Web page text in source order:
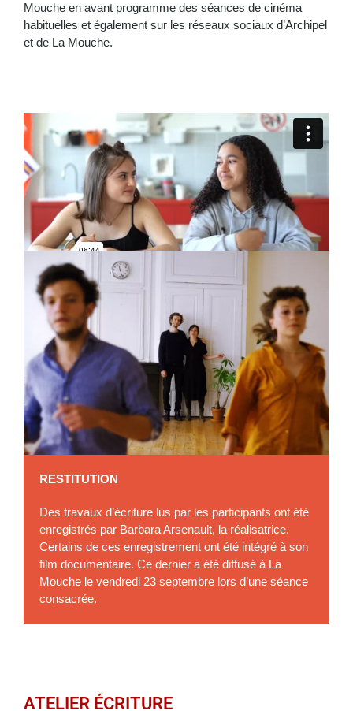
Mouche en avant programme des séances de cinéma
habituelles et également sur les réseaux sociaux d’Archipel
et de La Mouche.
RESTITUTION
Des travaux d’écriture lus par les participants ont été
enregistrés par Barbara Arsenault, la réalisatrice.
Certains de ces enregistrement ont été intégré à son
film documentaire. Ce dernier a été diffusé à La
Mouche le vendredi 23 septembre lors d’une séance
consacrée.
ATELIER ÉCRITURE